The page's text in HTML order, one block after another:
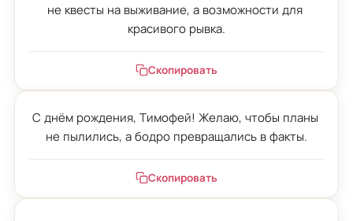
не квесты на выживание, а возможности для
красивого рывка.
Скопировать
С днём рождения, Тимофей! Желаю, чтобы планы
не пылились, а бодро превращались в факты.
Скопировать